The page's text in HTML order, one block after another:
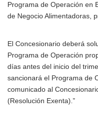
Programa de Operación en
de Negocio Alimentadoras,
El Concesionario deberá
Programa de Operación
días antes del inicio del
sancionará el Programa de
comunicado al
(Resolución Exenta).”